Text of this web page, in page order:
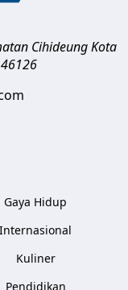
CihideungKota
46126
Gaya Hidup
Internasional
Kuliner
Pendidikan